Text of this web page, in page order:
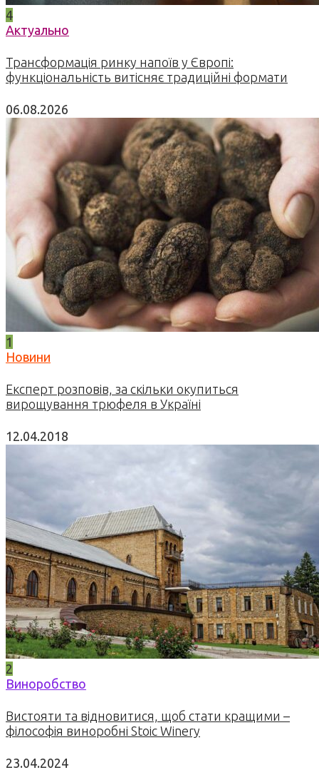
4
Актуально
Трансформація ринку напоїв у Європі:
функціональність витісняє традиційні формати
06.08.2026
1
Новини
Експерт розповів, за скільки окупиться
вирощування трюфеля в Україні
12.04.2018
2
Виноробство
Вистояти та відновитися, щоб стати кращими –
філософія виноробні Stoic Winery
23.04.2024